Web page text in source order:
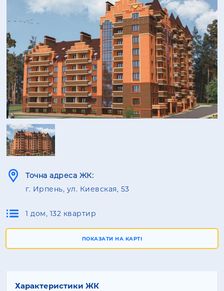
Точна адреса ЖК:
г. Ирпень, ул. Киевская, 53
1 дом, 132 квартир
ПОКАЗАТИ НА КАРТІ
Характеристики ЖК